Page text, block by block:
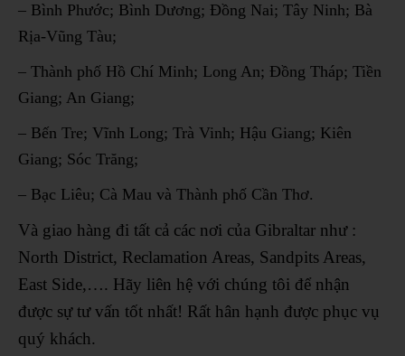
– Bình Phước; Bình Dương; Đồng Nai; Tây Ninh; Bà
Rịa-Vũng Tàu;
– Thành phố Hồ Chí Minh; Long An; Đồng Tháp; Tiền
Giang; An Giang;
– Bến Tre; Vĩnh Long; Trà Vinh; Hậu Giang; Kiên
Giang; Sóc Trăng;
– Bạc Liêu; Cà Mau và Thành phố Cần Thơ.
Và giao hàng đi tất cả các nơi của Gibraltar như :
North District, Reclamation Areas, Sandpits Areas,
East Side,…. Hãy liên hệ với chúng tôi để nhận
được sự tư vấn tốt nhất! Rất hân hạnh được phục vụ
quý khách.